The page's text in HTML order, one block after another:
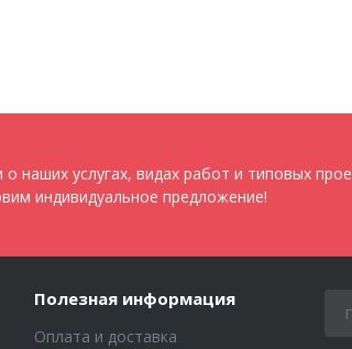
наших услугах, видах работ и типовых
индивидуальное предложение!
Полезная информация
Оплата и доставка